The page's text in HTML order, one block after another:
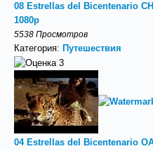
08 Estrellas del Bicentenario
1080p
5538 Просмотров
Категория: Путешествия
04 Estrellas del Bicentenario